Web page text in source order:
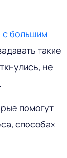
с большим
такие
не
помогут
способах